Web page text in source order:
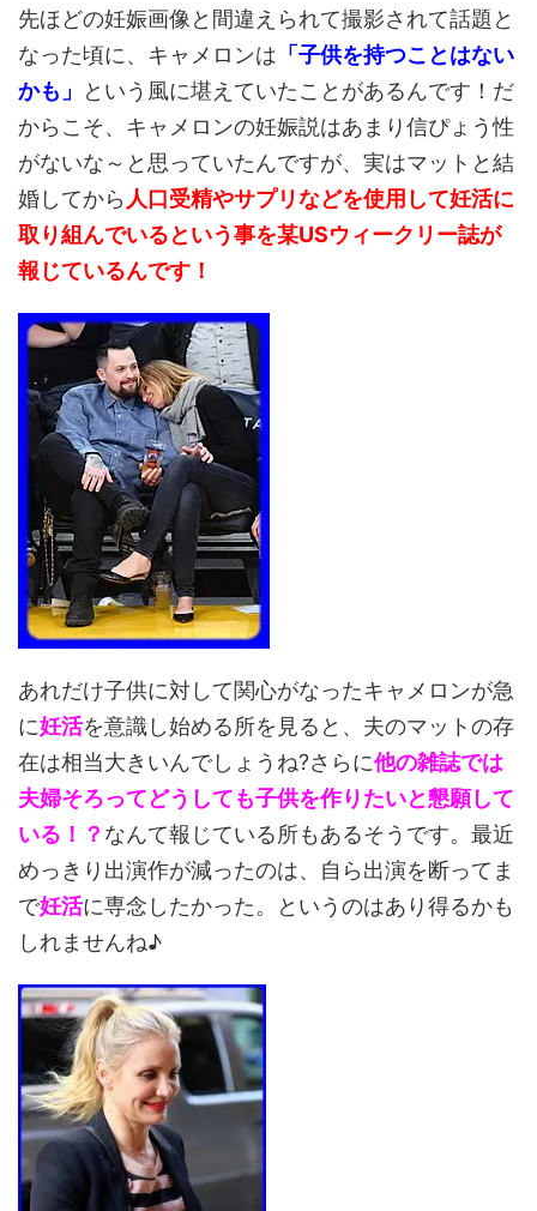
先ほどの妊娠画像と間違えられて撮影されて話題と
なった頃に、キャメロンは 「子供を持つことはない
かも」
という風に堪えていたことがあるんです！だ
からこそ、キャメロンの妊娠説はあまり信ぴょう性
がないな～と思っていたんですが、実はマットと結
婚してから 人口受精やサプリなどを使用して妊活に
取り組んでいるという事を某USウィークリー誌が
報じているんです！
あれだけ子供に対して関心がなったキャメロンが急
に妊活を意識し始める所を見ると、夫のマットの存
在は相当大きいんでしょうね?さらに他の雑誌では
夫婦そろってどうしても子供を作りたいと懇願して
いる！？ なんて報じている所もあるそうです。最近
めっきり出演作が減ったのは、自ら出演を断ってま
で妊活に専念したかった。というのはあり得るかも
しれませんね♪